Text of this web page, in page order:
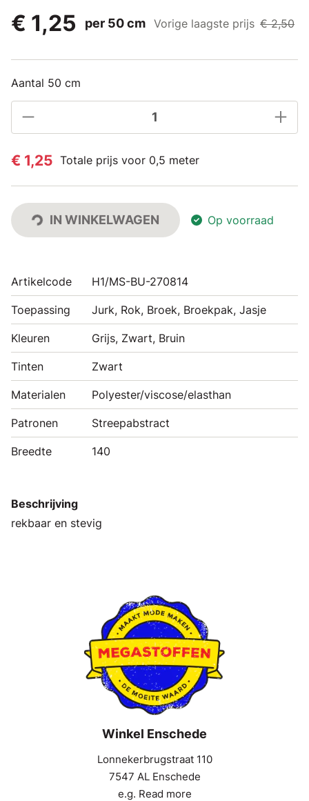
€ 1,25
per 50 cm Vorige laagste prijs € 2,50
Aantal 50 cm
€ 1,25 Totale prijs voor 0,5 meter
IN WINKELWAGEN Op voorraad
Artikelcode H1/MS-BU-270814
Toepassing Jurk, Rok, Broek, Broekpak, Jasje
Kleuren Grijs, Zwart, Bruin
Tinten Zwart
Materialen Polyester/viscose/elasthan
Patronen Streepabstract
Breedte 140
Beschrijving
rekbaar en stevig
Winkel Enschede
Lonnekerbrugstraat 110
7547 AL Enschede
e.g. Read more